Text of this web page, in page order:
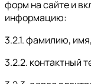
форм на сайте и
информацию:
3.2.1. фамилию,
3.2.2. контактный